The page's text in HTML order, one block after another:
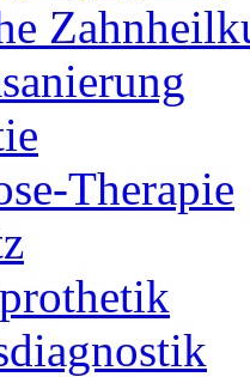
Therapie